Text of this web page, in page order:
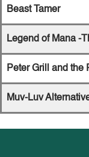
Beast Tamer
Legend of Mana -
Peter Grill and the
Muv-Luv